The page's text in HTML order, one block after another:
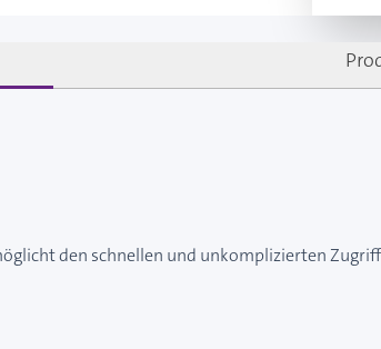
den schnellen und unkomplizierten